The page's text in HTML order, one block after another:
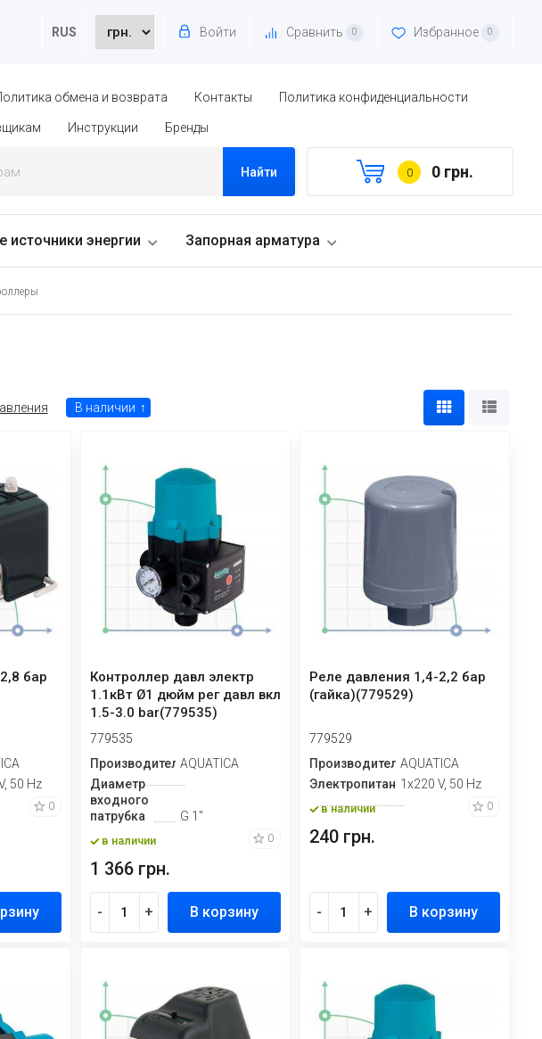
RUS Войти Сравнить 0 Избранное 0
обмена и возврата Контакты Политика конфиденциальности
Инструкции Бренды
Найти 0 0 грн.
источники энергии Запорная арматура
В наличии ↑
бар
50 Hz
0
Контроллер давл электр
1.1кВт Ø1 дюйм рег давл вкл
1.5-3.0 bar(779535)
779535
ПроизводительAQUATICA
Диаметр
входного
патрубка
G 1"
в наличии 0
1 366 грн.
- + В корзину
Реле давления 1,4-2,2 бар
(гайка)(779529)
779529
ПроизводительAQUATICA
Электропитание1х220 V, 50 Hz
в наличии 0
240 грн.
- + В корзину